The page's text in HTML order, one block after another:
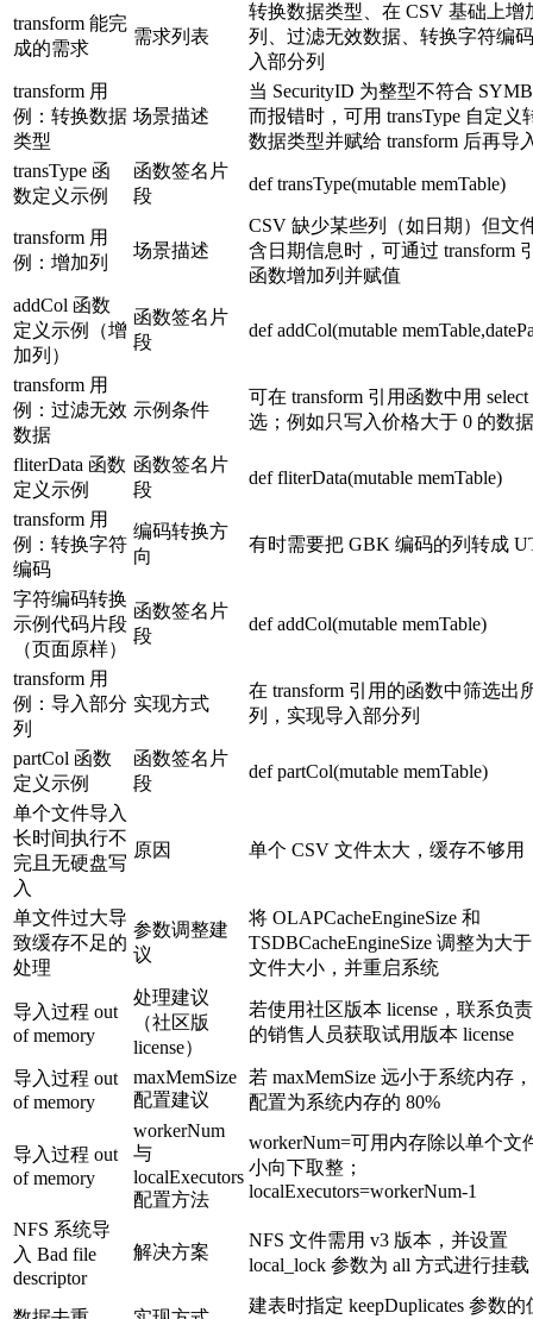
transform 能完
成的需求
需求列表
转换数据类型、在 CSV 基础上增
列、过滤无效数据、转换字符编
入部分列
transform 用
例：转换数据
类型
场景描述
当 SecurityID 为整型不符合
而报错时，可用 transType 自定义
数据类型并赋给 transform 后再导
transType 函
数定义示例
函数签名片
段
def transType(mutable memTable)
transform 用
例：增加列
场景描述
CSV 缺少某些列（如日期）但文
含日期信息时，可通过 transform
函数增加列并赋值
addCol 函数
定义示例（增
加列）
函数签名片
段
def addCol(mutable
transform 用
例：过滤无效
数据
示例条件
可在 transform 引用函数中用 select
选；例如只写入价格大于 0 的数据
fliterData 函数
定义示例
函数签名片
段
def fliterData(mutable memTable)
transform 用
例：转换字符
编码
编码转换方
向
有时需要把 GBK 编码的列转成
字符编码转换
示例代码片段
（页面原样）
函数签名片
段
def addCol(mutable memTable)
transform 用
例：导入部分
列
实现方式
在 transform 引用的函数中筛选出
列，实现导入部分列
partCol 函数
定义示例
函数签名片
段
def partCol(mutable memTable)
单个文件导入
长时间执行不
完且无硬盘写
入
原因 单个 CSV 文件太大，缓存不够用
单文件过大导
致缓存不足的
处理
参数调整建
议
将 OLAPCacheEngineSize 和
TSDBCacheEngineSize 调整为大
文件大小，并重启系统
导入过程 out
of memory
处理建议
（社区版
license）
若使用社区版本 license，联系负
的销售人员获取试用版本 license
导入过程 out
of memory
maxMemSize
配置建议
若 maxMemSize 远小于系统内存
配置为系统内存的 80%
导入过程 out
of memory
workerNum
与
localExecutors
配置方法
workerNum=可用内存除以单个文
小向下取整；
localExecutors=workerNum-1
NFS 系统导
入 Bad file
descriptor
解决方案
NFS 文件需用 v3 版本，并设置
local_lock 参数为 all 方式进行挂载
建表时指定 keepDuplicates 参数的